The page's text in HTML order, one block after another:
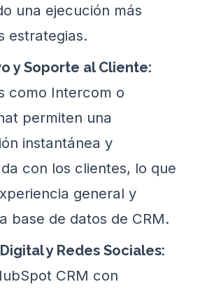
una ejecución más
estrategias.
y Soporte al Cliente:
como Intercom o
permiten una
instantánea y
con los clientes, lo que
general y
base de datos de CRM.
y Redes Sociales:
CRM con